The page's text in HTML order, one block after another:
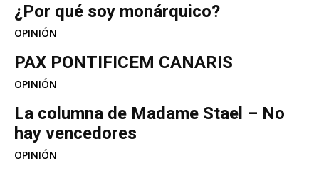
¿Por qué soy monárquico?
OPINIÓN
PAX PONTIFICEM CANARIS
OPINIÓN
La columna de Madame Stael – No
hay vencedores
OPINIÓN